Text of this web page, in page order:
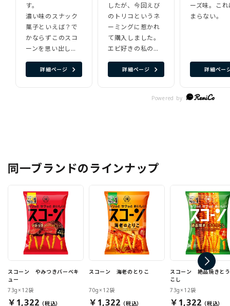
詳細ページ
す。
濃い味のスナック
菓子といえば？で
かならずこのスコ
ーンを思い出しま
詳細ページ
したが、今回えび
のトリコというネ
ーミングに惹かれ
て購入しました。
エビ好きの私の好
ールが進みます。1
美味しいですね。
詳細ペー
ーズ味。こ
まらない。
同一ブランドのラインナップ
スコーン やみつきバーベキ
ュー
73g×12袋
￥1,322
スコーン 海老のとりこ
70g×12袋
￥1,322
スコーン 絶品焼きと
こし
73g×12袋
￥1,322